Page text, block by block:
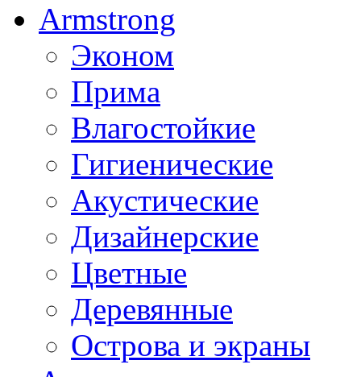
Armstrong
Эконом
Прима
Влагостойкие
Гигиенические
Акустические
Дизайнерские
Цветные
Деревянные
Острова и экраны